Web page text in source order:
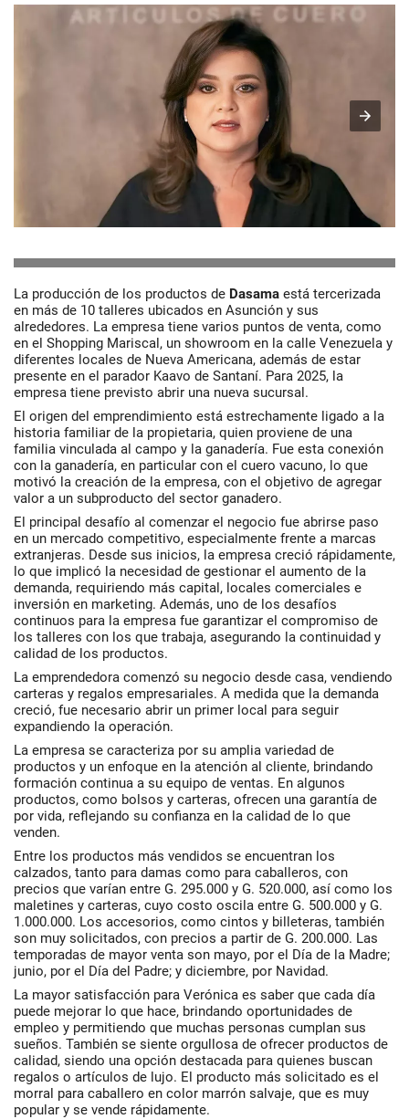
La producción de los productos de Dasama está tercerizada
en más de 10 talleres ubicados en Asunción y sus
alrededores. La empresa tiene varios puntos de venta, como
en el Shopping Mariscal, un showroom en la calle Venezuela y
diferentes locales de Nueva Americana, además de estar
presente en el parador Kaavo de Santaní. Para 2025, la
empresa tiene previsto abrir una nueva sucursal.
El origen del emprendimiento está estrechamente ligado a la
historia familiar de la propietaria, quien proviene de una
familia vinculada al campo y la ganadería. Fue esta conexión
con la ganadería, en particular con el cuero vacuno, lo que
motivó la creación de la empresa, con el objetivo de agregar
valor a un subproducto del sector ganadero.
El principal desafío al comenzar el negocio fue abrirse paso
en un mercado competitivo, especialmente frente a marcas
extranjeras. Desde sus inicios, la empresa creció rápidamente,
lo que implicó la necesidad de gestionar el aumento de la
demanda, requiriendo más capital, locales comerciales e
inversión en marketing. Además, uno de los desafíos
continuos para la empresa fue garantizar el compromiso de
los talleres con los que trabaja, asegurando la continuidad y
calidad de los productos.
La emprendedora comenzó su negocio desde casa, vendiendo
carteras y regalos empresariales. A medida que la demanda
creció, fue necesario abrir un primer local para seguir
expandiendo la operación.
La empresa se caracteriza por su amplia variedad de
productos y un enfoque en la atención al cliente, brindando
formación continua a su equipo de ventas. En algunos
productos, como bolsos y carteras, ofrecen una garantía de
por vida, reflejando su confianza en la calidad de lo que
venden.
Entre los productos más vendidos se encuentran los
calzados, tanto para damas como para caballeros, con
precios que varían entre G. 295.000 y G. 520.000, así como los
maletines y carteras, cuyo costo oscila entre G. 500.000 y G.
1.000.000. Los accesorios, como cintos y billeteras, también
son muy solicitados, con precios a partir de G. 200.000. Las
temporadas de mayor venta son mayo, por el Día de la Madre;
junio, por el Día del Padre; y diciembre, por Navidad.
La mayor satisfacción para Verónica es saber que cada día
puede mejorar lo que hace, brindando oportunidades de
empleo y permitiendo que muchas personas cumplan sus
sueños. También se siente orgullosa de ofrecer productos de
calidad, siendo una opción destacada para quienes buscan
regalos o artículos de lujo. El producto más solicitado es el
morral para caballero en color marrón salvaje, que es muy
popular y se vende rápidamente.